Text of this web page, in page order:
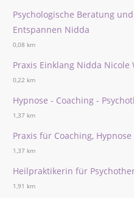
Psychologische Beratung
Entspannen Nidda
0,08 km
Praxis Einklang Nidda Nicole
0,22 km
Hypnose - Coaching -
1,37 km
Praxis für Coaching,
1,37 km
Heilpraktikerin für
1,91 km